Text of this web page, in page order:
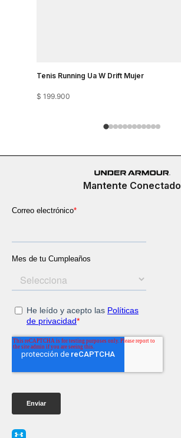
Tenis Running Ua W Drift Mujer
$ 199.900
Mantente Conectado